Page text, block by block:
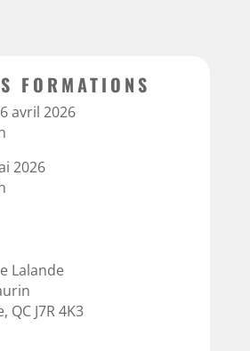
FORMATIONS
avril 2026
2026
Lalande
QC J7R 4K3